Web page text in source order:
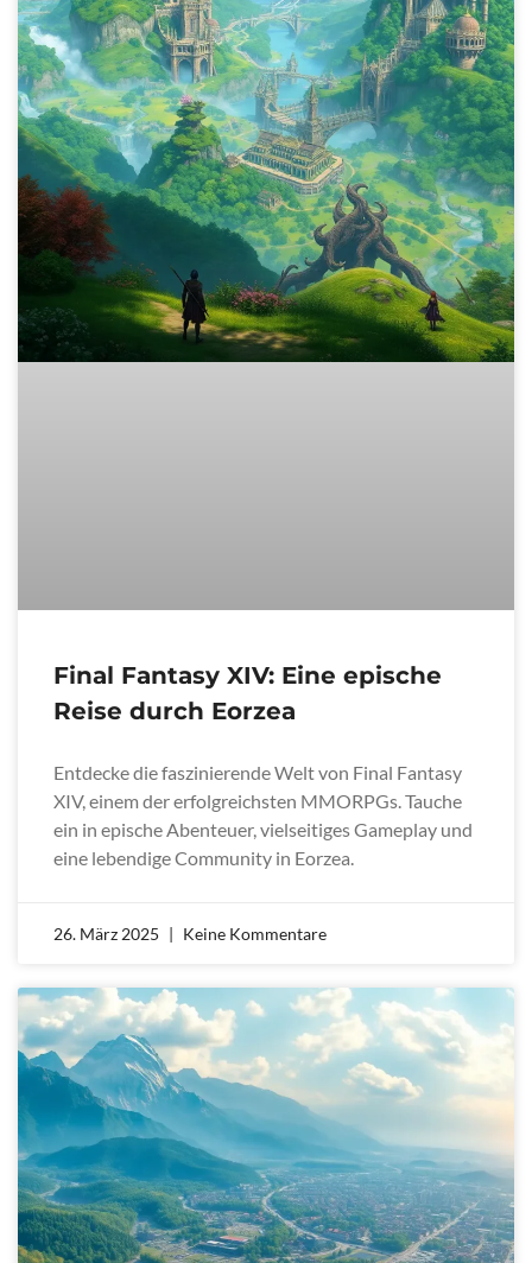
Final Fantasy XIV: Eine epische
Reise durch Eorzea
Entdecke die faszinierende Welt von Final Fantasy
XIV, einem der erfolgreichsten MMORPGs. Tauche
ein in epische Abenteuer, vielseitiges Gameplay und
eine lebendige Community in Eorzea.
26. März 2025 Keine Kommentare